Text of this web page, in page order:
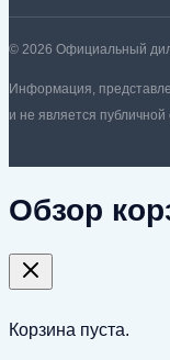
© 2026 Официальный
Информация,
и не является
Обзор
Корзина пуста.